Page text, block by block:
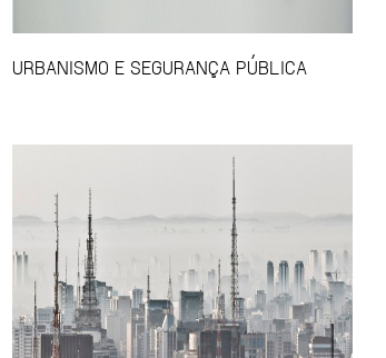
URBANISMO E SEGURANÇA PÚBLICA